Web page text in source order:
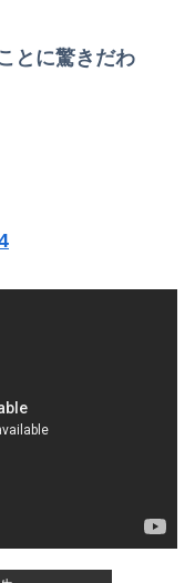
とに驚きだわ